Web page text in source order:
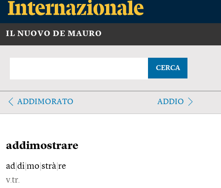
IL NUOVO DE MAURO
CERCA
ADDIMORATO ADDIO
addimostrare
ad di mo strà re
v.tr.